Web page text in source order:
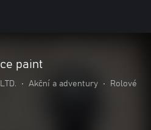
paint
• Akční a adventury • Rolové